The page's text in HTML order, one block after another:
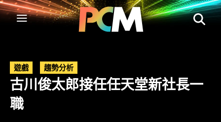
遊戲 趨勢分析
古川俊太郎接任任天堂新社長一
職